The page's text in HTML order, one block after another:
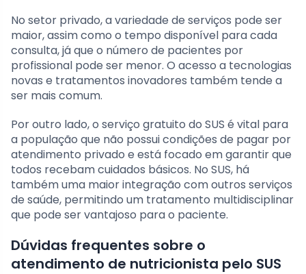
No setor privado, a variedade de serviços pode ser
maior, assim como o tempo disponível para cada
consulta, já que o número de pacientes por
profissional pode ser menor. O acesso a tecnologias
novas e tratamentos inovadores também tende a
ser mais comum.
Por outro lado, o serviço gratuito do SUS é vital para
a população que não possui condições de pagar por
atendimento privado e está focado em garantir que
todos recebam cuidados básicos. No SUS, há
também uma maior integração com outros serviços
de saúde, permitindo um tratamento multidisciplinar
que pode ser vantajoso para o paciente.
Dúvidas frequentes sobre o
atendimento de nutricionista pelo SUS